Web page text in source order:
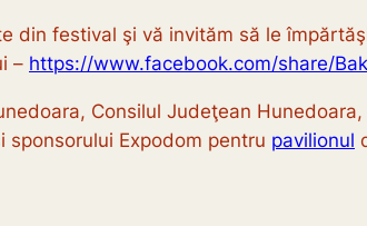
din festival şi vă invităm să le
– https://www.facebook.com/share/
Consilul Judeţean
sponsorului Expodom pentru pavilionul